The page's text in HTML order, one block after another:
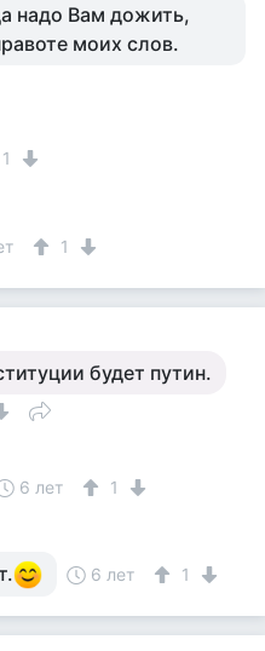
надо Вам дожить,
моих слов.
1
1
будет путин.
6 лет 1
6 лет 1